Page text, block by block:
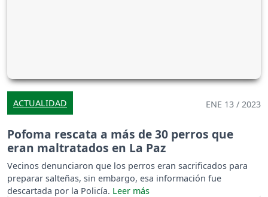
ACTUALIDAD ENE 13 / 2023
Pofoma rescata a más de 30 perros que
eran maltratados en La Paz
Vecinos denunciaron que los perros eran sacrificados para
preparar salteñas, sin embargo, esa información fue
descartada por la Policía.